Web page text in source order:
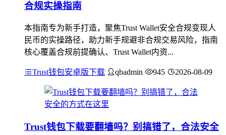
合规实操指南
本指南专为新手打造，聚焦Trust Wallet安全合规变现人
民币的实操路径，助力新手规避非合规交易风险，指南
核心覆盖合规前提确认、Trust Wallet内资...
Trust钱包安卓版下载 qbadmin 945 2026-08-09
Trust钱包下载要翻墙吗？别搞错了，合法安全